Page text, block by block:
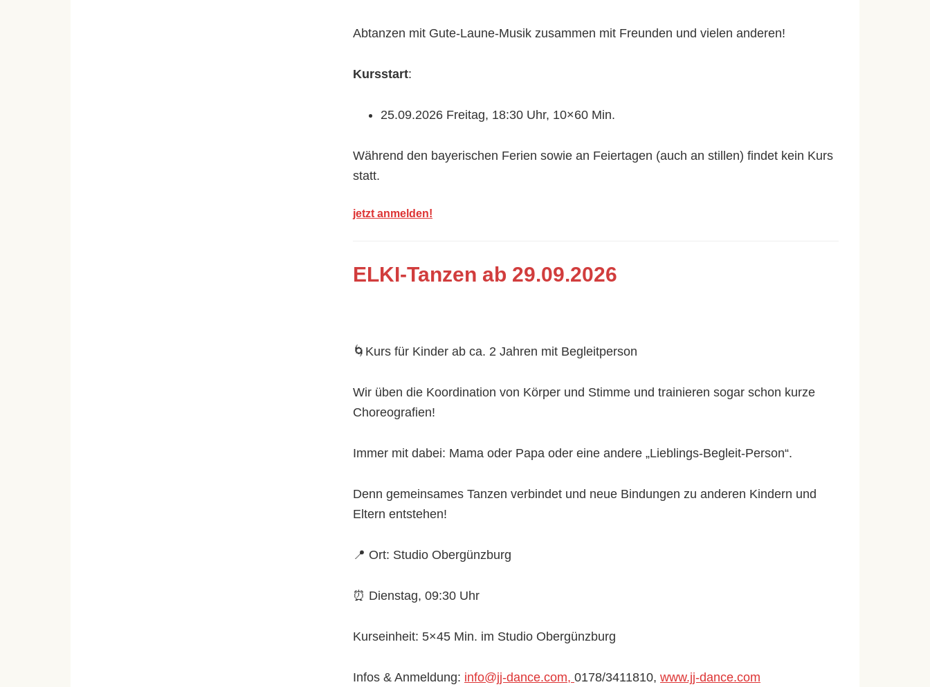
Abtanzen mit Gute-Laune-Musik zusammen mit Freunden und vielen anderen!
Kursstart:
25.09.2026 Freitag, 18:30 Uhr, 10×60 Min.
Während den bayerischen Ferien sowie an Feiertagen (auch an stillen) findet kein Kurs
statt.
jetzt anmelden!
ELKI-Tanzen ab 29.09.2026
🌀Kurs für Kinder ab ca. 2 Jahren mit Begleitperson
Wir üben die Koordination von Körper und Stimme und trainieren sogar schon kurze
Choreografien!
Immer mit dabei: Mama oder Papa oder eine andere „Lieblings-Begleit-Person“.
Denn gemeinsames Tanzen verbindet und neue Bindungen zu anderen Kindern und
Eltern entstehen!
📍 Ort: Studio Obergünzburg
⏰ Dienstag, 09:30 Uhr
Kurseinheit: 5×45 Min. im Studio Obergünzburg
Infos & Anmeldung: info@jj-dance.com, 0178/3411810, www.jj-dance.com